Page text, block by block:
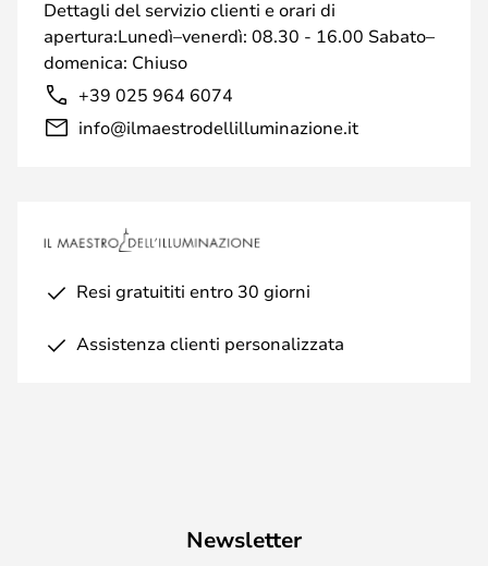
Dettagli del servizio clienti e orari di
apertura:Lunedì–venerdì: 08.30 - 16.00 Sabato–
domenica: Chiuso
+39 025 964 6074
info@ilmaestrodellilluminazione.it
Resi gratuititi entro 30 giorni
Assistenza clienti personalizzata
Newsletter